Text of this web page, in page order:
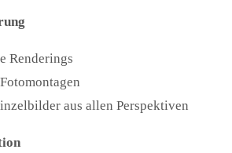
Renderings
aus allen Perspektiven